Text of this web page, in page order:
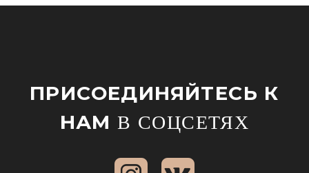
ПРИСОЕДИНЯЙТЕСЬ К
НАМ В СОЦСЕТЯХ